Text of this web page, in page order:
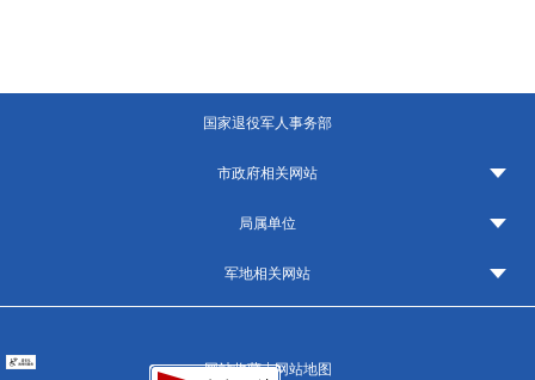
国家退役军人事务部
市政府相关网站
局属单位
军地相关网站
网站收藏 | 网站地图